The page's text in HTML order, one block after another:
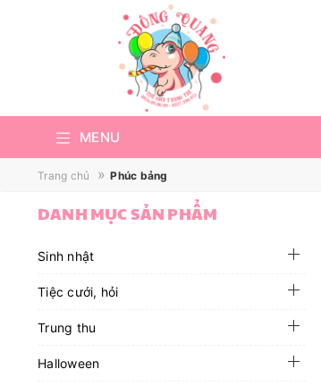
MENU
Trang chủ »Phúc bảng
DANH MỤC SẢN PHẨM
Sinh nhật
Tiệc cưới, hỏi
Trung thu
Halloween